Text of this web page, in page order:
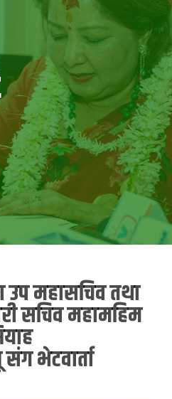
उप महासचिव तथा
सचिव महामहिम
भेटवार्ता